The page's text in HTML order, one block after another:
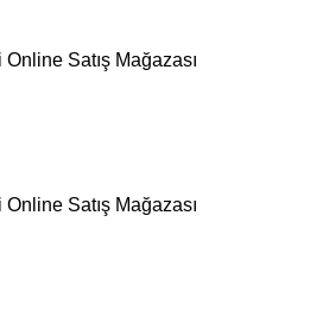
Satış Mağazası
Satış Mağazası